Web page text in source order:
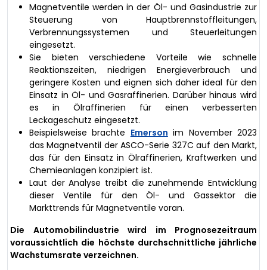
Magnetventile werden in der Öl- und Gasindustrie zur
Steuerung von Hauptbrennstoffleitungen,
Verbrennungssystemen und Steuerleitungen
eingesetzt.
Sie bieten verschiedene Vorteile wie schnelle
Reaktionszeiten, niedrigen Energieverbrauch und
geringere Kosten und eignen sich daher ideal für den
Einsatz in Öl- und Gasraffinerien. Darüber hinaus wird
es in Ölraffinerien für einen verbesserten
Leckageschutz eingesetzt.
Beispielsweise brachte Emerson im November 2023
das Magnetventil der ASCO-Serie 327C auf den Markt,
das für den Einsatz in Ölraffinerien, Kraftwerken und
Chemieanlagen konzipiert ist.
Laut der Analyse treibt die zunehmende Entwicklung
dieser Ventile für den Öl- und Gassektor die
Markttrends für Magnetventile voran.
Die Automobilindustrie wird im Prognosezeitraum
voraussichtlich die höchste durchschnittliche jährliche
Wachstumsrate verzeichnen.